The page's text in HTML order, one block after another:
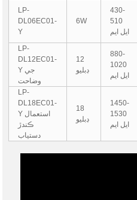
LP-
DL06EC01-
Y
6W
430-
510
ايل ايم
LP-
DL12EC01-
Y جي
وضاحت
12
ڊبليو
880-
1020
ايل ايم
LP-
DL18EC01-
Y استعمال
ڪندڙ
دستياب
18
ڊبليو
1450-
1530
ايل ايم